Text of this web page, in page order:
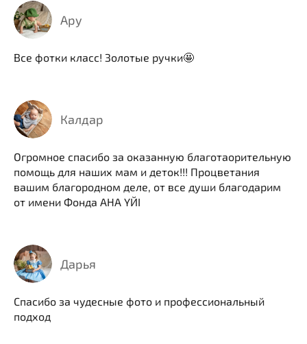
Ару
Все фотки класс! Золотые ручки🤩
Калдар
Огромное спасибо за оказанную благотаорительную
помощь для наших мам и деток!!! Процветания
вашим благородном деле, от все души благодарим
от имени Фонда АНА ҮЙІ
Дарья
Спасибо за чудесные фото и профессиональный
подход